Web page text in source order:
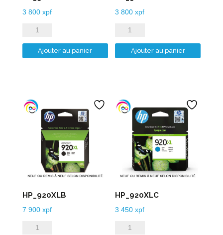
3 800 xpf
quantité
de
HP_912XLM
Ajouter au panier
3 800xpf
quantité
de
HP_912XLY
Ajouter au panier
HP_920XLB
7 900 xpf
quantité
HP_920XLC
3 450xpf
quantité